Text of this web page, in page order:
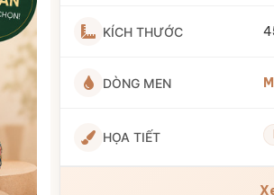
KÍCH THƯỚC
DÒNG MEN
HỌA TIẾT